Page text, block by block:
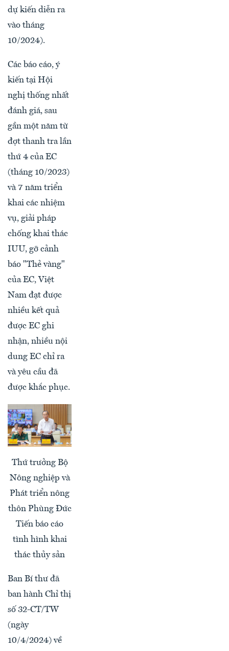
dự kiến diễn ra
vào tháng
10/2024).
Các báo cáo, ý
kiến tại Hội
nghị thống nhất
đánh giá, sau
gần một năm từ
đợt thanh tra lần
thứ 4 của EC
(tháng 10/2023)
và 7 năm triển
khai các nhiệm
vụ, giải pháp
chống khai thác
IUU, gỡ cảnh
báo "Thẻ vàng"
của EC, Việt
Nam đạt được
nhiều kết quả
được EC ghi
nhận, nhiều nội
dung EC chỉ ra
và yêu cầu đã
được khắc phục.
Thứ trưởng Bộ
Nông nghiệp và
Phát triển nông
thôn Phùng Đức
Tiến báo cáo
tình hình khai
thác thủy sản
Ban Bí thư đã
ban hành Chỉ thị
số 32-CT/TW
(ngày
10/4/2024) về